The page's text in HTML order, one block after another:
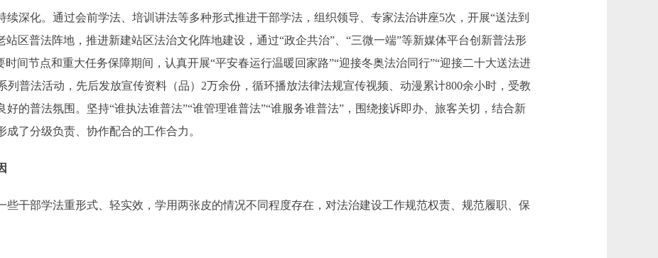
化。通过会前学法、培训讲法等多种形式推进干部学法，组织领导、专家法治讲座5次，开展“送法到
站区普法阵地，推进新建站区法治文化阵地建设，通过“政企共治”、“三微一端”等新媒体平台创新普法形
间节点和重大任务保障期间，认真开展“平安春运行温暖回家路”“迎接冬奥法治同行”“迎接二十大送法进
列普法活动，先后发放宣传资料（品）2万余份，循环播放法律法规宣传视频、动漫累计800余小时，受教
的普法氛围。坚持“谁执法谁普法”“谁管理谁普法”“谁服务谁普法”，围绕接诉即办、旅客关切，结合新
了分级负责、协作配合的工作合力。
部学法重形式、轻实效，学用两张皮的情况不同程度存在，对法治建设工作规范权责、规范履职、保